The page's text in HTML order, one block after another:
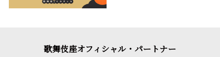
歌舞伎座オフィシャル・パートナー